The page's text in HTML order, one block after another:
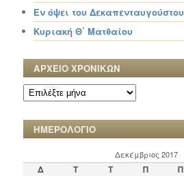
Εν όψει του Δεκαπενταυγούστου
Κυριακή Θ΄ Ματθαίου
ΑΡΧΕΙΟ ΧΡΟΝΙΚΩΝ
ΑΡΧΕΙΟ
ΧΡΟΝΙΚΩΝ
ΗΜΕΡΟΛΟΓΙΟ
Δεκέμβριος 2017
Δ Τ Τ Π Π